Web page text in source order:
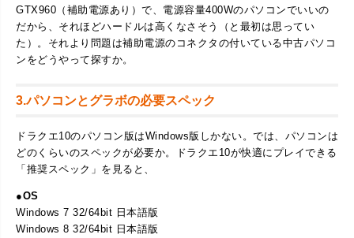
GTX960（補助電源あり）で、電源容量400Wのパソコンでいいの
だから、それほどハードルは高くなさそう（と最初は思ってい
た）。それより問題は補助電源のコネクタの付いている中古パソコ
ンをどうやって探すか。
3.パソコンとグラボの必要スペック
ドラクエ10のパソコン版はWindows版しかない。では、パソコンは
どのくらいのスペックが必要か。ドラクエ10が快適にプレイできる
「推奨スペック」を見ると、
●OS
Windows 7 32/64bit 日本語版
Windows 8 32/64bit 日本語版